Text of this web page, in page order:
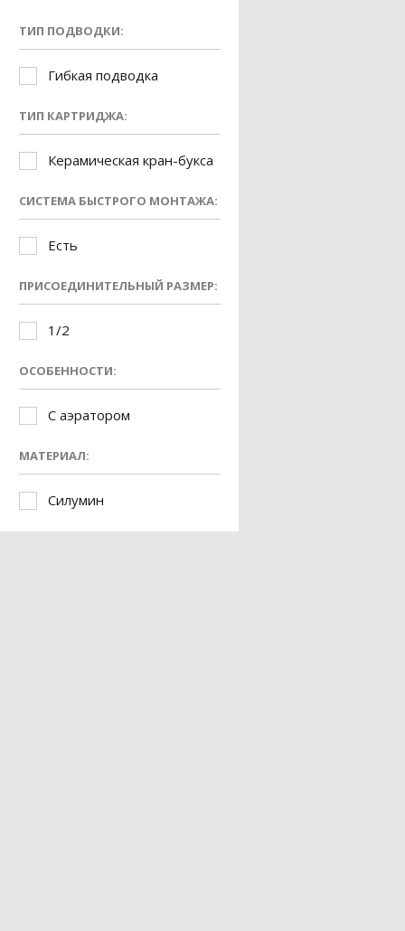
ТИП ПОДВОДКИ:
Гибкая подводка
ТИП КАРТРИДЖА:
Керамическая кран-букса
СИСТЕМА БЫСТРОГО МОНТАЖА:
Есть
ПРИСОЕДИНИТЕЛЬНЫЙ РАЗМЕР:
1/2
ОСОБЕННОСТИ:
С аэратором
МАТЕРИАЛ:
Силумин